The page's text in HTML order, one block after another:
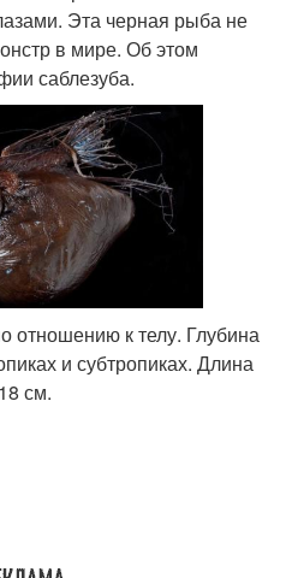
Эта черная рыба не
в мире. Об этом
саблезуба.
к телу. Глубина
и субтропиках. Длина
см.